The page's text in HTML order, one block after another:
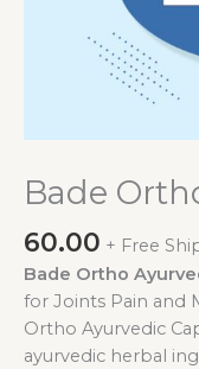
Bade
60.00 + Free
Bade Ortho
for Joints Pain and
Ortho Ayurvedic
ayurvedic herbal